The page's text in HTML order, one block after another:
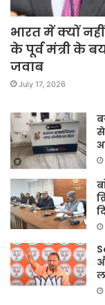
भारत में क्यों
के पूर्व मंत्री के
जवाब
July 17, 2026